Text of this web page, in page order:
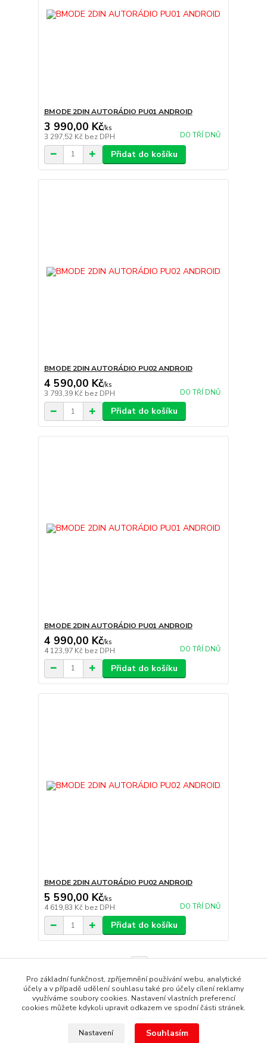
BMODE 2DIN AUTORÁDIO PU01 ANDROID
3 990,00 Kč/ks
3 297,52 Kč bez DPH DO TŘÍ DNŮ
Přidat do košíku
BMODE 2DIN AUTORÁDIO PU02 ANDROID
4 590,00 Kč/ks
3 793,39 Kč bez DPH DO TŘÍ DNŮ
Přidat do košíku
BMODE 2DIN AUTORÁDIO PU01 ANDROID
4 990,00 Kč/ks
4 123,97 Kč bez DPH DO TŘÍ DNŮ
Přidat do košíku
BMODE 2DIN AUTORÁDIO PU02 ANDROID
5 590,00 Kč/ks
4 619,83 Kč bez DPH DO TŘÍ DNŮ
Přidat do košíku
Pro základní funkčnost, zpříjemnění používání webu, analytické
účely a v případě udělení souhlasu také pro účely cílení reklamy
využíváme soubory cookies. Nastavení vlastních preferencí
cookies můžete kdykoli upravit odkazem ve spodní části stránek.
Nastavení Souhlasím